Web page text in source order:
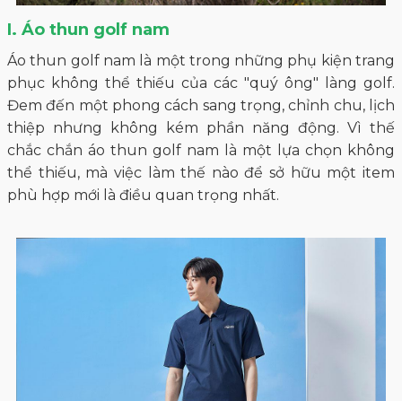
I. Áo thun golf nam
Áo thun golf nam là một trong những phụ kiện trang
phục không thể thiếu của các "quý ông" làng golf.
Đem đến một phong cách sang trọng, chỉnh chu, lịch
thiệp nhưng không kém phần năng động. Vì thế
chắc chắn áo thun golf nam là một lựa chọn không
thể thiếu, mà việc làm thế nào để sở hữu một item
phù hợp mới là điều quan trọng nhất.